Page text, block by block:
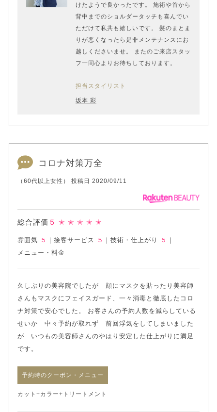
けたようで良かったです。 施術や首から
背中までのショルダータッチも喜んでい
ただけて私共も嬉しいです。 髪のまとま
りが悪くなったら是非メンテナンスにお
越しくださいませ。 またのご来店スタッ
フ一同心よりお待ちしております。
担当スタイリスト
坂本 彩
コロナ対策万全
（60代以上女性） 投稿日 2020/09/11
総合評価 ５ ✭ ✭ ✭ ✭ ✭
雰囲気 ５ ｜接客サービス ５ ｜技術・仕上がり ５
｜
メニュー・料金
久しぶりの美容院でしたが 顔にマスクを貼ったり美容師
さんもマスクにフェイスガード、一々消毒と徹底したコロ
ナ対策で安心でした。 お客さんの予約人数を減らしている
せいか 中々予約が取れず 前回浮気をしてしまいました
が いつもの美容師さんのやはり安定した仕上がりに満足
です。
予約時のクーポン・メニュー
カット+カラー+トリートメント